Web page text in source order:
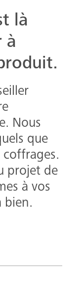
là
à
Nous
que
coffrages.
projet de
à vos
bien.